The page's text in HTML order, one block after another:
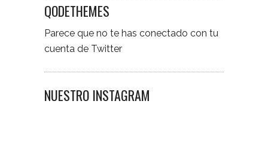
QODETHEMES
Parece que no te has conectado con tu
cuenta de Twitter
NUESTRO INSTAGRAM